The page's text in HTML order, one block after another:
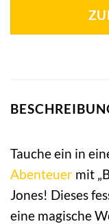
Tauche ein in
Abenteuer mit
Jones! Dieses
eine magische